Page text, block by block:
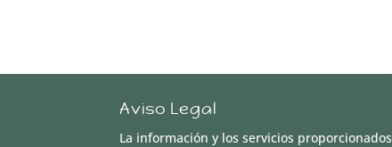
Aviso Legal
La información y los servicios proporcionados